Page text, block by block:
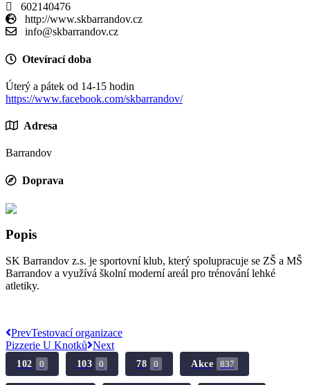
602140476
http://www.skbarrandov.cz
info@skbarrandov.cz
Otevírací doba
Úterý a pátek od 14-15 hodin
https://www.facebook.com/skbarrandov/
Adresa
Barrandov
Doprava
Popis
SK Barrandov z.s. je sportovní klub, který spolupracuje se ZŠ a MŠ
Barrandov a využívá školní moderní areál pro trénování lehké
atletiky.
PrevTestovací organizace
Pizzerie U Knotků Next
102 0 103 0 78 0 Akce 837